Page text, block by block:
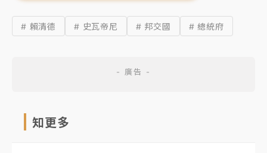
# 賴清德 # 史瓦帝尼 # 邦交國 # 總統府
知更多